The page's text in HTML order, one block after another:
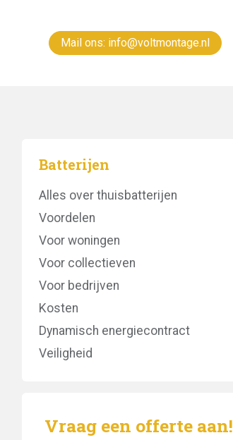
Mail ons: info@voltmontage.nl
Batterijen
Alles over thuisbatterijen
Voordelen
Voor woningen
Voor collectieven
Voor bedrijven
Kosten
Dynamisch energiecontract
Veiligheid
Vraag een offerte aan!